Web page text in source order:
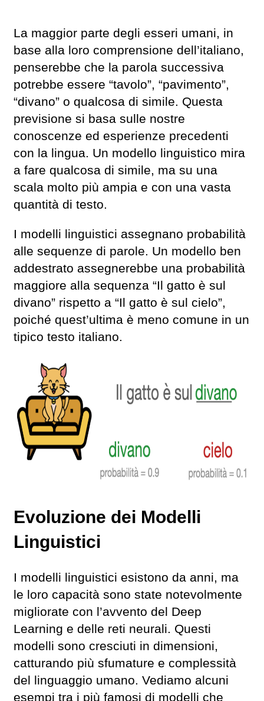
La maggior parte degli esseri umani, in
base alla loro comprensione dell’italiano,
penserebbe che la parola successiva
potrebbe essere “tavolo”, “pavimento”,
“divano” o qualcosa di simile. Questa
previsione si basa sulle nostre
conoscenze ed esperienze precedenti
con la lingua. Un modello linguistico mira
a fare qualcosa di simile, ma su una
scala molto più ampia e con una vasta
quantità di testo.
I modelli linguistici assegnano probabilità
alle sequenze di parole. Un modello ben
addestrato assegnerebbe una probabilità
maggiore alla sequenza “Il gatto è sul
divano” rispetto a “Il gatto è sul cielo”,
poiché quest’ultima è meno comune in un
tipico testo italiano.
Evoluzione dei Modelli
Linguistici
I modelli linguistici esistono da anni, ma
le loro capacità sono state notevolmente
migliorate con l’avvento del Deep
Learning e delle reti neurali. Questi
modelli sono cresciuti in dimensioni,
catturando più sfumature e complessità
del linguaggio umano. Vediamo alcuni
esempi tra i più famosi di modelli che